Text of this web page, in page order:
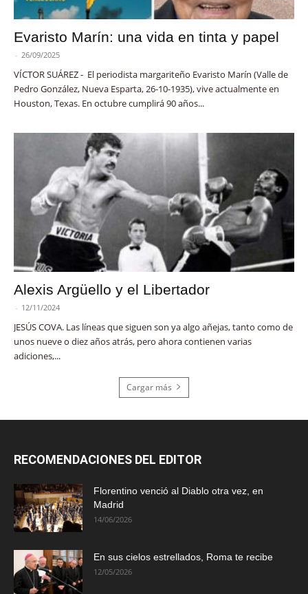
Evaristo Marín: una vida en tinta y papel
- 26/09/2025
VÍCTOR SUÁREZ - El periodista margariteño Evaristo Marín (Valle de
Pedro González, Nueva Esparta, 26-10-1935), vive actualmente en
Houston, Texas. En octubre cumplirá 90 años...
Alexis Argüello y el Libertador
- 12/11/2024
JESÚS COVA. Las líneas que siguen son ya algo añejas, tanto como de
unos nueve o diez años atrás, pero ahora contienen varias
adiciones,...
Cargar más
RECOMENDACIONES DEL EDITOR
Florentino venció al Diablo otra vez, en
Madrid
14/06/2026
En sus cielos estrellados, Roma te recibe
12/05/2026